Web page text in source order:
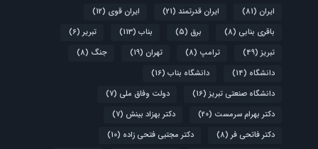
ایران (81) ایران قدرتمند (21) ایران قوی (12)
باقری بنابی (8) برق (5) بناب (113) تبریر (6)
تبریز (49) ترامپ (8) تهران (19) جنگ (8)
دانشگاه (14) دانشگاه بناب (16)
دانشگاه صنعتی تبریز (16) دولت وفاق ملی (7)
دکتر بهرام سرمست (20) دکتر بهزاد بینش (7)
دکتر فاتحی فر (8) دکتر مجتبی فتحی زاده (10)